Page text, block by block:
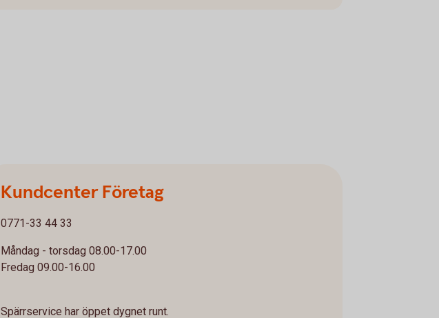
Kundcenter Företag
0771-33 44 33
Måndag - torsdag 08.00-17.00
Fredag 09.00-16.00
Spärrservice har öppet dygnet runt.